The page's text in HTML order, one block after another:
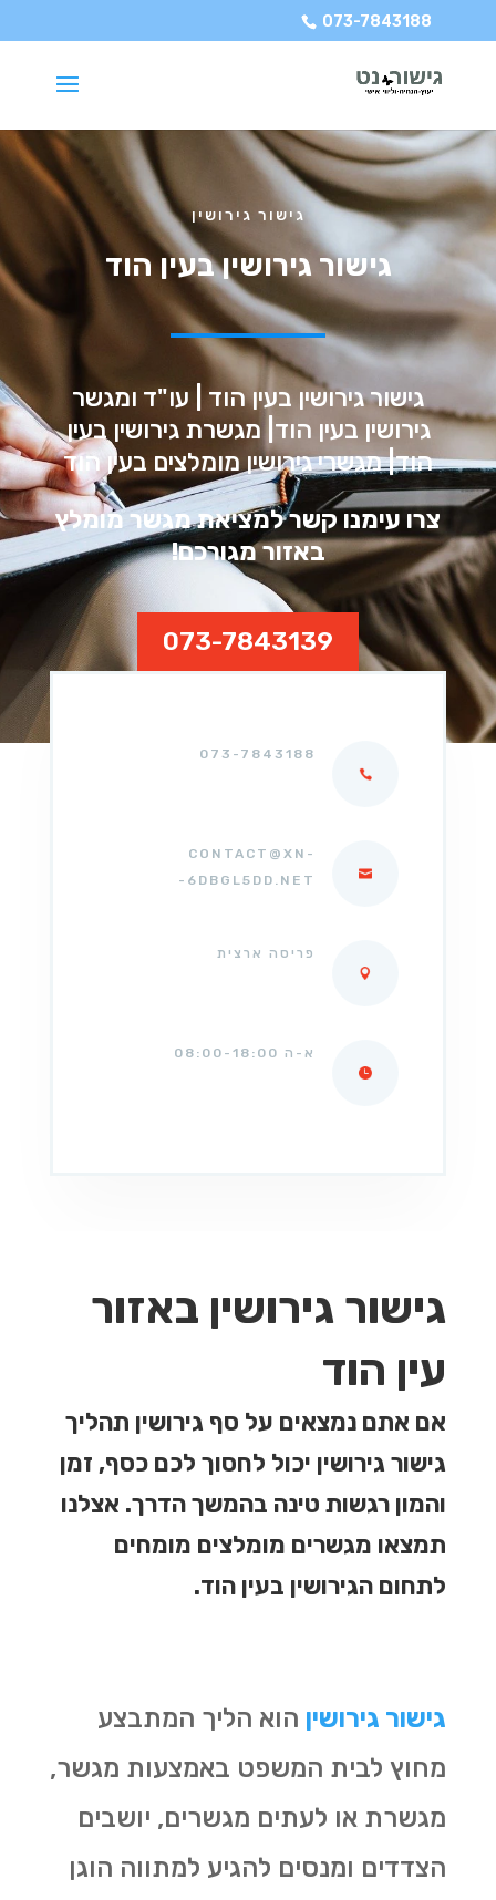
073-7843188
גישור גירושין
גישור גירושין בעין הוד
גישור גירושין בעין הוד | עו"ד ומגשר
גירושין בעין הוד| מגשרת גירושין בעין
הוד| מגשרי גירושין מומלצים בעין הוד
צרו עימנו קשר למציאת מגשר מומלץ
באזור מגורכם!
073-7843139
073-7843188
CONTACT@XN-
-6DBGL5DD.NET
פריסה ארצית
א-ה 08:00-18:00
גישור גירושין באזור
עין הוד
אם אתם נמצאים על סף גירושין תהליך
גישור גירושין יכול לחסוך לכם כסף, זמן
והמון רגשות טינה בהמשך הדרך. אצלנו
תמצאו מגשרים מומלצים מומחים
לתחום הגירושין בעין הוד.
גישור גירושין הוא הליך המתבצע
מחוץ לבית המשפט באמצעות מגשר,
מגשרת או לעתים מגשרים, יושבים
הצדדים ומנסים להגיע למתווה הוגן